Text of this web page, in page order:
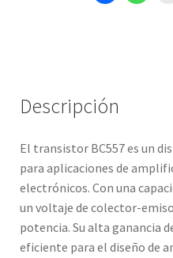
Descripción
El transistor BC557 es un
para aplicaciones de
electrónicos. Con una
un voltaje de colector-
potencia. Su alta ganancia
eficiente para el diseño de